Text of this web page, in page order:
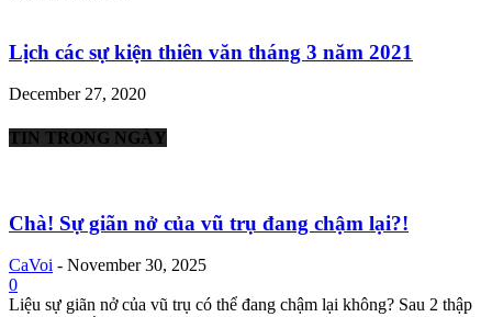
Lịch các sự kiện thiên văn tháng 3 năm 2021
December 27, 2020
TIN TRONG NGÀY
Chà! Sự giãn nở của vũ trụ đang chậm lại?!
CaVoi - November 30, 2025
0
Liệu sự giãn nở của vũ trụ có thể đang chậm lại không? Sau 2 thập